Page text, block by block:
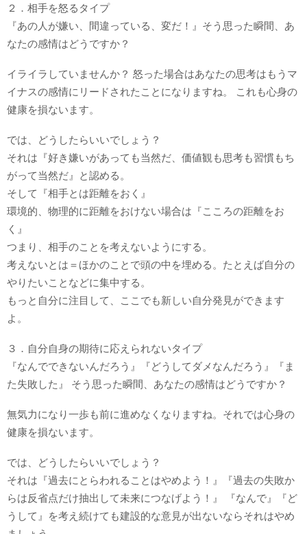
２．相手を怒るタイプ
『あの人が嫌い、間違っている、変だ！』そう思った瞬間、あ
なたの感情はどうですか？
イライラしていませんか？ 怒った場合はあなたの思考はもうマ
イナスの感情にリードされたことになりますね。 これも心身の
健康を損ないます。
では、どうしたらいいでしょう？
それは『好き嫌いがあっても当然だ、価値観も思考も習慣もち
がって当然だ』と認める。
そして『相手とは距離をおく』
環境的、物理的に距離をおけない場合は『こころの距離をお
く』
つまり、相手のことを考えないようにする。
考えないとは＝ほかのことで頭の中を埋める。たとえば自分の
やりたいことなどに集中する。
もっと自分に注目して、ここでも新しい自分発見ができます
よ。
３．自分自身の期待に応えられないタイプ
『なんでできないんだろう』『どうしてダメなんだろう』『ま
た失敗した』 そう思った瞬間、あなたの感情はどうですか？
無気力になり一歩も前に進めなくなりますね。それでは心身の
健康を損ないます。
では、どうしたらいいでしょう？
それは『過去にとらわれることはやめよう！』『過去の失敗か
らは反省点だけ抽出して未来につなげよう！』 『なんで』『ど
うして』を考え続けても建設的な意見が出ないならそれはやめ